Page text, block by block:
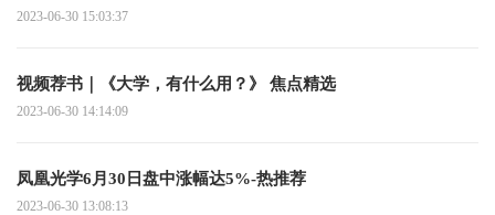
2023-06-30 15:03:37
视频荐书｜《大学，有什么用？》 焦点精选
2023-06-30 14:14:09
凤凰光学6月30日盘中涨幅达5%-热推荐
2023-06-30 13:08:13